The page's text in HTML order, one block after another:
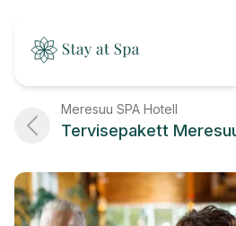
AVALEHT
KONTAKT
Meresuu SPA Hotell
Tervisepakett